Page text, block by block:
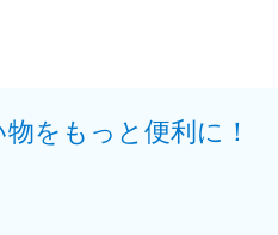
をもっと便利に！